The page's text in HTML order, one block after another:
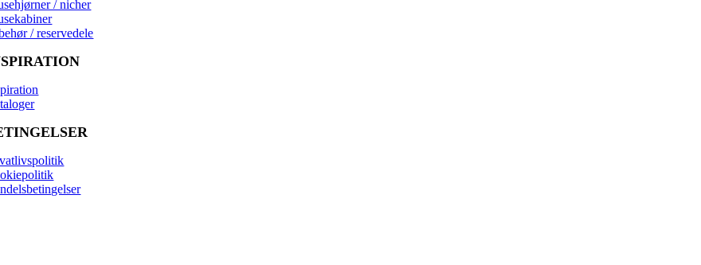
/ nicher
/ reservedele